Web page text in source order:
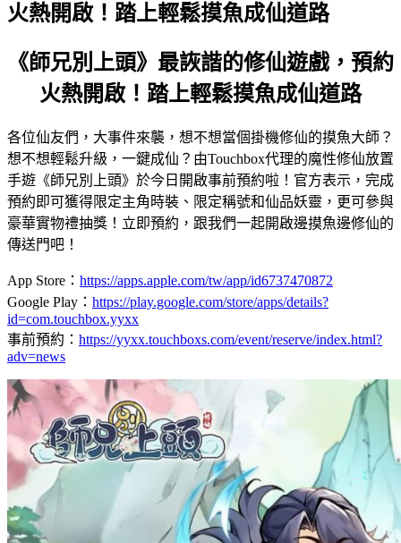
火熱開啟！踏上輕鬆摸魚成仙道路
《師兄別上頭》最詼諧的修仙遊戲，預約
火熱開啟！踏上輕鬆摸魚成仙道路
各位仙友們，大事件來襲，想不想當個掛機修仙的摸魚大師？
想不想輕鬆升級，一鍵成仙？由Touchbox代理的魔性修仙放置
手遊《師兄別上頭》於今日開啟事前預約啦！官方表示，完成
預約即可獲得限定主角時裝、限定稱號和仙品妖靈，更可參與
豪華實物禮抽獎！立即預約，跟我們一起開啟邊摸魚邊修仙的
傳送門吧！
App Store： https://apps.apple.com/tw/app/id6737470872
Google Play： https://play.google.com/store/apps/details?
id=com.touchbox.yyxx
事前預約： https://yyxx.touchboxs.com/event/reserve/index.html?
adv=news